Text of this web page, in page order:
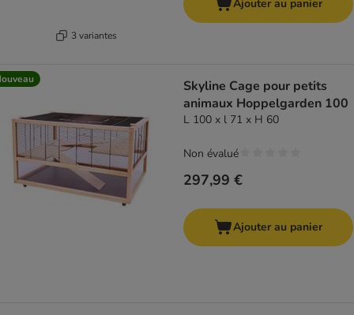
3 variantes
Ajouter au panier
Skyline Cage pour petits
animaux Hoppelgarden 100
L 100 x l 71 x H 60
297,99 €
Non évalué
Ajouter au panier